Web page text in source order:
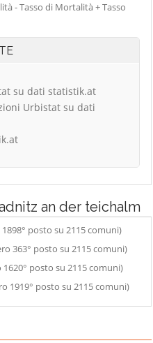
- Tasso di Mortalità + Tasso
su dati statistik.at
Urbistat su dati
an der teichalm
posto su 2115 comuni)
363° posto su 2115 comuni)
posto su 2115 comuni)
1919° posto su 2115 comuni)